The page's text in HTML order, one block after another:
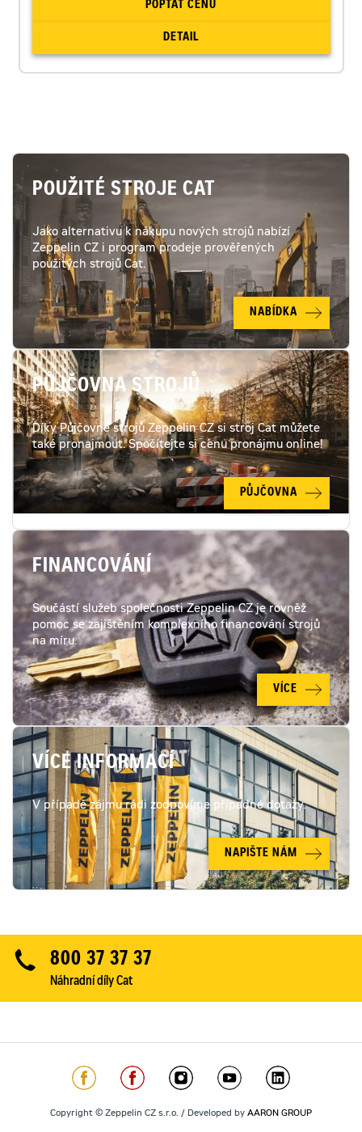
POPTAT CENU
DETAIL
POUŽITÉ STROJE CAT
Jako alternativu k nákupu nových strojů nabízí
Zeppelin CZ i program prodeje prověřených
použitých strojů Cat.
NABÍDKA
PŮJČOVNA STROJŮ
Díky Půjčovně strojů Zeppelin CZ si stroj Cat můžete
také pronajmout. Spočítejte si cenu pronájmu online!
PŮJČOVNA
FINANCOVÁNÍ
Součástí služeb společnosti Zeppelin CZ je rovněž
pomoc se zajištěním komplexního financování strojů
na míru.
VÍCE
VÍCE INFORMACÍ
V případě zájmu rádi zodpovíme případné dotazy.
NAPIŠTE NÁM
800 37 37 37
Náhradní díly Cat
Copyright © Zeppelin CZ s.r.o. / Developed by AARON GROUP